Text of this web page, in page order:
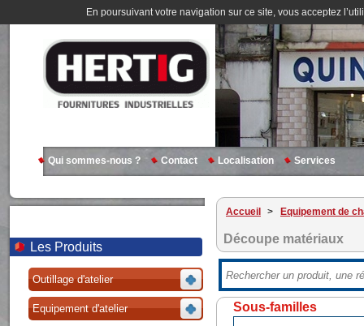
En poursuivant votre navigation sur ce site, vous acceptez
Qui sommes-nous ? Contact Localisation Services
Les Produits
Outillage d'atelier
Equipement d'atelier
Accueil > Equipement de
Découpe matériaux
Sous-familles